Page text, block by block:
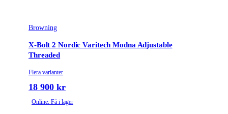
Browning
X-Bolt 2 Nordic Varitech Modna Adjustable
Threaded
Flera varianter
18 900 kr
Online: Få i lager